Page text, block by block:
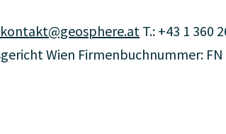
kontakt@geosphere.at T.: +43 1 360
Wien Firmenbuchnummer: FN